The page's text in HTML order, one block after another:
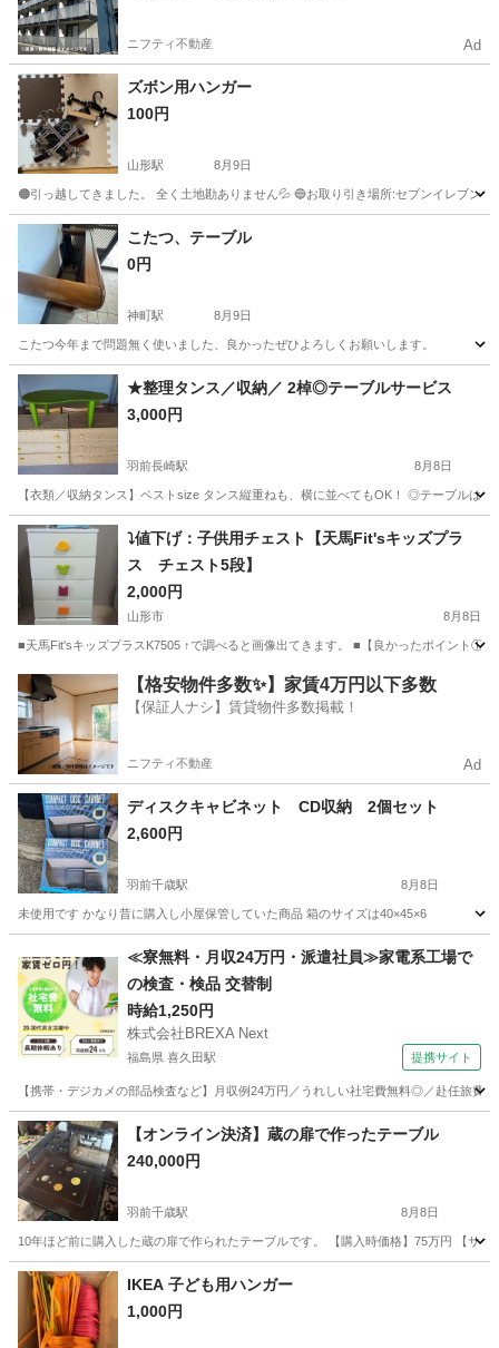
ニフティ不動産 Ad
ズボン用ハンガー
100円
山形駅 8月9日
🟠引っ越してきました。 全く土地勘ありません💦 🔵お取り引き場所:セブンイレブン
山形 山形市 山形駅 その他
こたつ、テーブル
0円
神町駅 8月9日
こたつ今年まで問題無く使いました、良かったぜひよろしくお願いします。
山形 東根市 神町駅 テーブル よろしくお願いします
★整理タンス／収納／ 2棹◎テーブルサービス
3,000円
羽前長崎駅 8月8日
【衣類／収納タンス】ベストsize タンス縦重ねも、横に並べてもOK！ ◎テーブルは
山形 東村山郡 羽前長崎駅 収納家具 タンス
⤵️値下げ：子供用チェスト【天馬Fit'sキッズプラ
ス チェスト5段】
2,000円
山形市 8月8日
■天馬Fit'sキッズプラスK7505 ↑で調べると画像出てきます。 ■【良かったポイント①
山形 山形市 収納家具
【格安物件多数✨】家賃4万円以下多数
【保証人ナシ】賃貸物件多数掲載！
ニフティ不動産 Ad
ディスクキャビネット CD収納 2個セット
2,600円
羽前千歳駅 8月8日
未使用です かなり昔に購入し小屋保管していた商品 箱のサイズは40×45×6
羽前千歳駅 収納家具
≪寮無料・月収24万円・派遣社員≫家電系工場で
の検査・検品 交替制
時給1,250円
株式会社BREXA Next
福島県 喜久田駅 提携サイト
【携帯・デジカメの部品検査など】月収例24万円／うれしい社宅費無料◎／赴任旅
福島 郡山市 喜久田駅 その他
【オンライン決済】蔵の扉で作ったテーブル
240,000円
羽前千歳駅 8月8日
10年ほど前に購入した蔵の扉で作られたテーブルです。 【購入時価格】75万円 【サ
山形 山形市 羽前千歳駅 テーブル
IKEA 子ども用ハンガー
1,000円